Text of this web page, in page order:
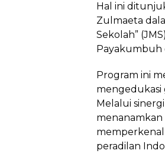
Hal ini
Zulmaeta
Sekolah”
Payakumbuh
Program ini
mengedukasi
Melalui
peradilan